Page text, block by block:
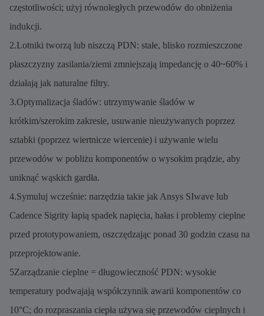
częstotliwości; użyj równoległych przewodów do obniżenia
indukcji.
2.Lotniki tworzą lub niszczą PDN: stałe, blisko rozmieszczone
płaszczyzny zasilania/ziemi zmniejszają impedancję o 40~60% i
działają jak naturalne filtry.
3.Optymalizacja śladów: utrzymywanie śladów w
krótkim/szerokim zakresie, usuwanie nieużywanych poprzez
sztabki (poprzez wiertnicze wiercenie) i używanie wielu
przewodów w pobliżu komponentów o wysokim prądzie, aby
uniknąć wąskich gardła.
4.Symuluj wcześnie: narzędzia takie jak Ansys SIwave lub
Cadence Sigrity łapią spadek napięcia, hałas i problemy cieplne
przed prototypowaniem, oszczędzając ponad 30 godzin czasu na
przeprojektowanie.
5Zarządzanie cieplne = długowieczność PDN: wysokie
temperatury podwajają współczynnik awarii komponentów co
10°C; do rozpraszania ciepła używa się przewodów cieplnych i